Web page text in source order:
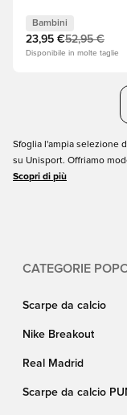
Bambini
23,95 €52,95 €
Disponibile in molte taglie
Sfoglia l'ampia selezione
su Unisport. Offriamo
colorazioni che può
Scopri di più
CATEGORIE
Scarpe da calcio
Nike Breakout
Real Madrid
Scarpe da calcio